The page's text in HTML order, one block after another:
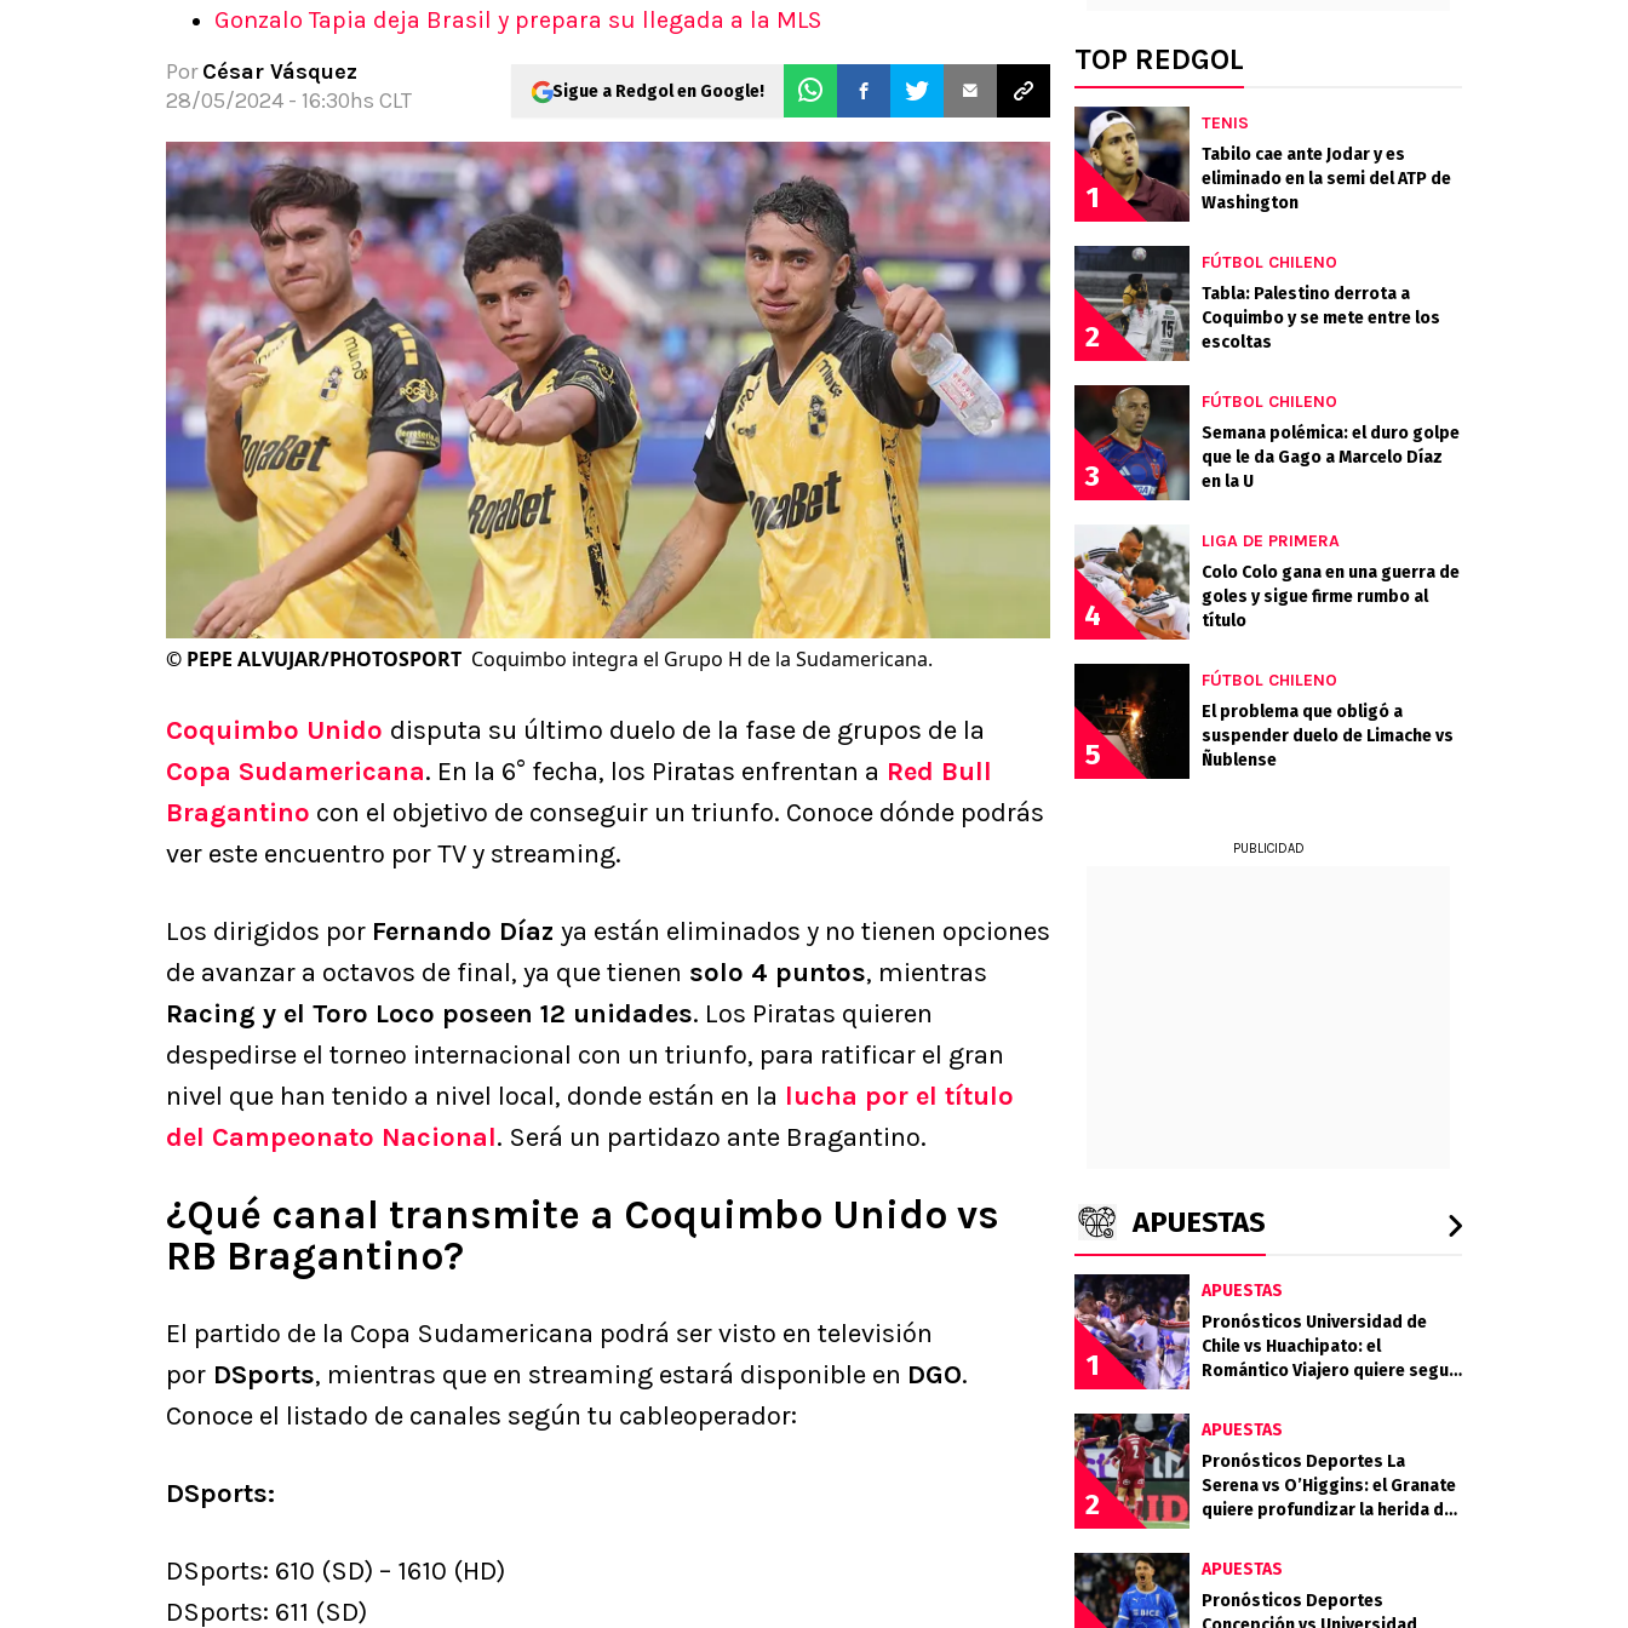
Pronósticos
Apuesta del día
Gonzalo Tapia deja Brasil y prepara su llegada a la MLS
Por César Vásquez
28/05/2024 - 16:30hs CLT
Sigue a Redgol en Google!
© PEPE ALVUJAR/PHOTOSPORT Coquimbo integra el Grupo H de la Sudamericana.
Coquimbo Unido disputa su último duelo de la fase de grupos de la
Copa Sudamericana. En la 6° fecha, los Piratas enfrentan a Red Bull
Bragantino con el objetivo de conseguir un triunfo. Conoce dónde podrás
ver este encuentro por TV y streaming.
Los dirigidos por Fernando Díaz ya están eliminados y no tienen opciones
de avanzar a octavos de final, ya que tienen solo 4 puntos, mientras
Racing y el Toro Loco poseen 12 unidades. Los Piratas quieren
despedirse el torneo internacional con un triunfo, para ratificar el gran
nivel que han tenido a nivel local, donde están en la lucha por el título
del Campeonato Nacional. Será un partidazo ante Bragantino.
¿Qué canal transmite a Coquimbo Unido vs
RB Bragantino?
El partido de la Copa Sudamericana podrá ser visto en televisión
por DSports, mientras que en streaming estará disponible en DGO.
Conoce el listado de canales según tu cableoperador:
DSports:
DSports: 610 (SD) – 1610 (HD)
DSports: 611 (SD)
TOP REDGOL
1
TENIS
Tabilo cae ante Jodar y es
eliminado en la semi del ATP de
Washington
2
FÚTBOL CHILENO
Tabla: Palestino derrota a
Coquimbo y se mete entre los
escoltas
3
FÚTBOL CHILENO
Semana polémica: el duro golpe
que le da Gago a Marcelo Díaz
en la U
4
LIGA DE PRIMERA
Colo Colo gana en una guerra de
goles y sigue firme rumbo al
título
5
FÚTBOL CHILENO
El problema que obligó a
suspender duelo de Limache vs
Ñublense
PUBLICIDAD
APUESTAS
1
APUESTAS
Pronósticos Universidad de
Chile vs Huachipato: el
Romántico Viajero quiere seguir
2
APUESTAS
Pronósticos Deportes La
Serena vs O’Higgins: el Granate
quiere profundizar la herida del
APUESTAS
Pronósticos Deportes